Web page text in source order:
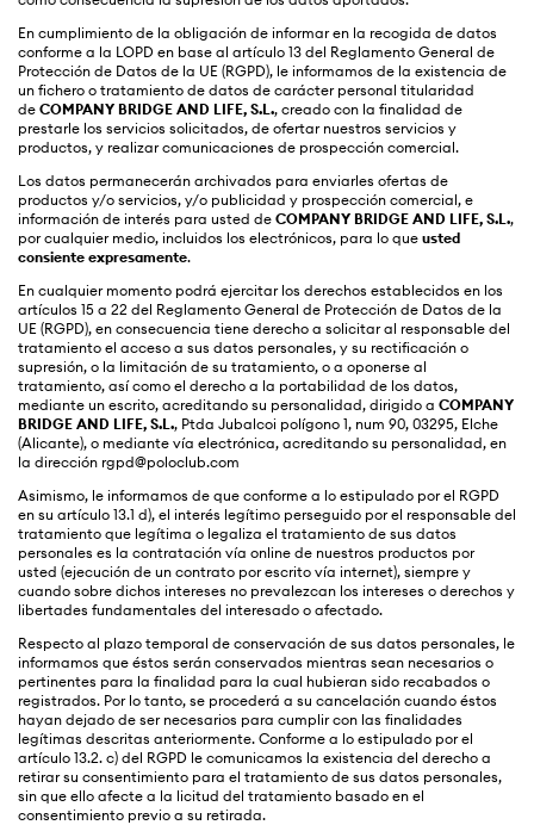
En cumplimiento de la obligación de informar en la recogida de datos
conforme a la LOPD en base al artículo 13 del Reglamento General de
Protección de Datos de la UE (RGPD), le informamos de la existencia de
un fichero o tratamiento de datos de carácter personal titularidad
de COMPANY BRIDGE AND LIFE, S.L., creado con la finalidad de
prestarle los servicios solicitados, de ofertar nuestros servicios y
productos, y realizar comunicaciones de prospección comercial.
Los datos permanecerán archivados para enviarles ofertas de
productos y/o servicios, y/o publicidad y prospección comercial, e
información de interés para usted de COMPANY BRIDGE AND LIFE, S.L.,
por cualquier medio, incluidos los electrónicos, para lo que usted
consiente expresamente.
En cualquier momento podrá ejercitar los derechos establecidos en los
artículos 15 a 22 del Reglamento General de Protección de Datos de la
UE (RGPD), en consecuencia tiene derecho a solicitar al responsable del
tratamiento el acceso a sus datos personales, y su rectificación o
supresión, o la limitación de su tratamiento, o a oponerse al
tratamiento, así como el derecho a la portabilidad de los datos,
mediante un escrito, acreditando su personalidad, dirigido a COMPANY
BRIDGE AND LIFE, S.L., Ptda Jubalcoi polígono 1, num 90, 03295, Elche
(Alicante), o mediante vía electrónica, acreditando su personalidad, en
la dirección rgpd@poloclub.com
Asimismo, le informamos de que conforme a lo estipulado por el RGPD
en su artículo 13.1 d), el interés legítimo perseguido por el responsable del
tratamiento que legítima o legaliza el tratamiento de sus datos
personales es la contratación vía online de nuestros productos por
usted (ejecución de un contrato por escrito vía internet), siempre y
cuando sobre dichos intereses no prevalezcan los intereses o derechos y
libertades fundamentales del interesado o afectado.
Respecto al plazo temporal de conservación de sus datos personales, le
informamos que éstos serán conservados mientras sean necesarios o
pertinentes para la finalidad para la cual hubieran sido recabados o
registrados. Por lo tanto, se procederá a su cancelación cuando éstos
hayan dejado de ser necesarios para cumplir con las finalidades
legítimas descritas anteriormente. Conforme a lo estipulado por el
artículo 13.2. c) del RGPD le comunicamos la existencia del derecho a
retirar su consentimiento para el tratamiento de sus datos personales,
sin que ello afecte a la licitud del tratamiento basado en el
consentimiento previo a su retirada.